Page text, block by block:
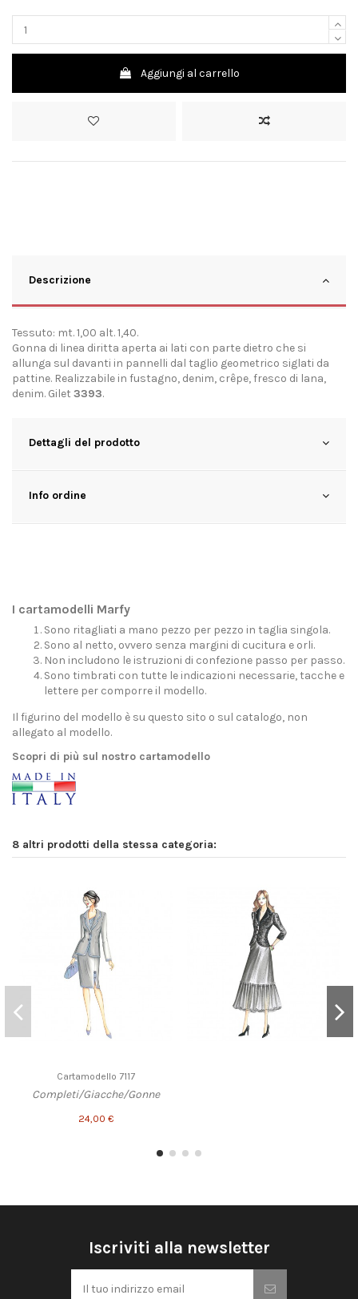
Aggiungi al carrello
Descrizione
Tessuto: mt. 1,00 alt. 1,40.
Gonna di linea diritta aperta ai lati con parte dietro che si
allunga sul davanti in pannelli dal taglio geometrico siglati da
pattine. Realizzabile in fustagno, denim, crêpe, fresco di lana,
denim. Gilet 3393.
Dettagli del prodotto
Info ordine
I cartamodelli Marfy
Sono ritagliati a mano pezzo per pezzo in taglia singola.
Sono al netto, ovvero senza margini di cucitura e orli.
Non includono le istruzioni di confezione passo per passo.
Sono timbrati con tutte le indicazioni necessarie, tacche e
lettere per comporre il modello.
Il figurino del modello è su questo sito o sul catalogo, non
allegato al modello.
Scopri di più sul nostro cartamodello
8 altri prodotti della stessa categoria:
Cartamodello 7117
Completi/Giacche/Gonne
24,00 €
Iscriviti alla newsletter